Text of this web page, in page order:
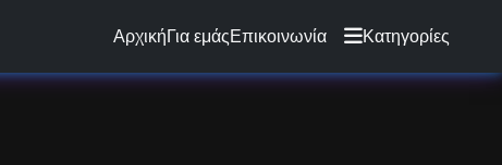
ΑρχικήΓια εμάςΕπικοινωνία Κατηγορίες